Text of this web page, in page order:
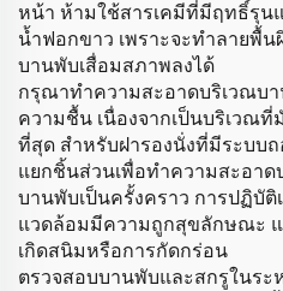
หน้า ห้ามใช้สารเคมีที่มีฤทธิ์รุน
น้ำฟอกขาว เพราะจะทำลายพื้
บานพับเสื่อมสภาพลงได้
กรุณาทำความสะอาดบริเวณบ
ความชื้น เนื่องจากเป็นบริเวณ
ที่สุด สำหรับฝารองนั่งที่มีระบบ
แยกชิ้นส่วนเพื่อทำความสะอา
บานพับเป็นครั้งคราว การปฏิบั
แวดล้อมมีความถูกสุขลักษณะ
เกิดสนิมหรือการกัดกร่อน
ตรวจสอบบานพับและสกรูในระ